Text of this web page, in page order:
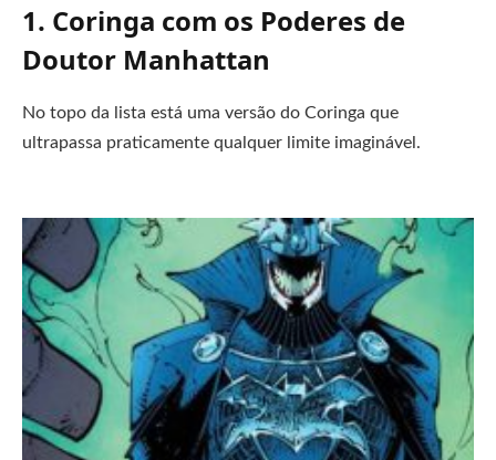
1. Coringa com os Poderes de
Doutor Manhattan
No topo da lista está uma versão do Coringa que
ultrapassa praticamente qualquer limite imaginável.